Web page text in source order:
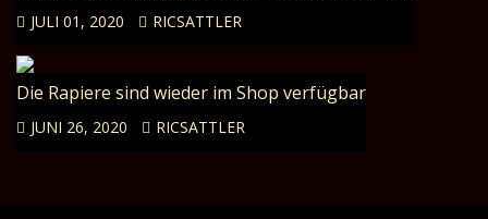
JULI 01, 2020 RICSATTLER
Die Rapiere sind wieder im Shop verfügbar
JUNI 26, 2020 RICSATTLER